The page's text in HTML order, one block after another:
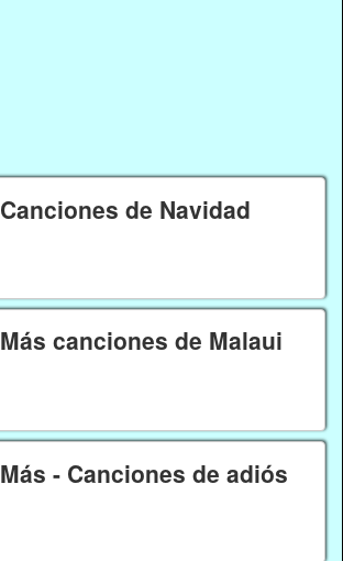
Canciones de Navidad
Más canciones de Malaui
Más - Canciones de adiós